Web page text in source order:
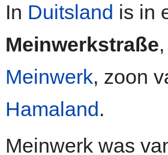
In Duitsland is in
Meinwerkstraße
Meinwerk, zoon
Hamaland .
Meinwerk was